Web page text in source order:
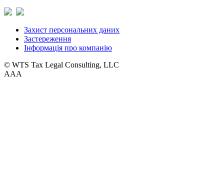
Захист персональних даних
Застереження
Інформація про компанію
© WTS Tax Legal Consulting, LLC
AAA